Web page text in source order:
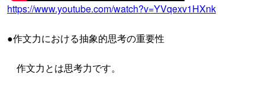
https://www.youtube.com/watch?v=YVqexv1HXnk
●作文力における抽象的思考の重要性
作文力とは思考力です。